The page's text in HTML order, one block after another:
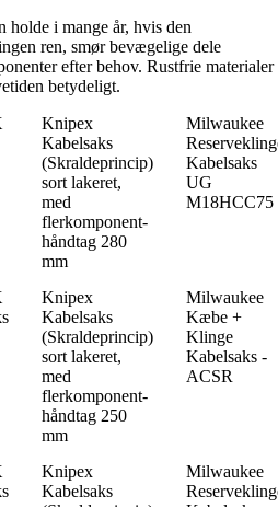
holde i mange år, hvis den
ren, smør bevægelige dele
efter behov. Rustfrie materialer
betydeligt.
Knipex
Kabelsaks
(Skraldeprincip)
sort lakeret,
med
flerkomponent-
håndtag 280
mm
Milwaukee
Kabelsaks
UG
M18HCC75
Knipex
Kabelsaks
(Skraldeprincip)
sort lakeret,
med
flerkomponent-
håndtag 250
mm
Milwaukee
Kæbe +
Klinge
Kabelsaks -
ACSR
Knipex
Kabelsaks
Milwaukee